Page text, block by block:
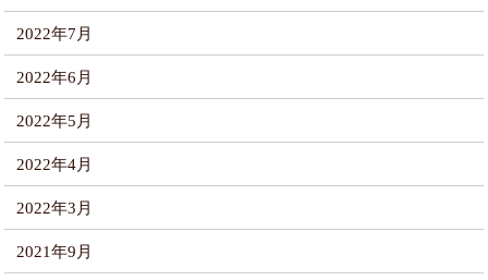
2022年7月
2022年6月
2022年5月
2022年4月
2022年3月
2021年9月